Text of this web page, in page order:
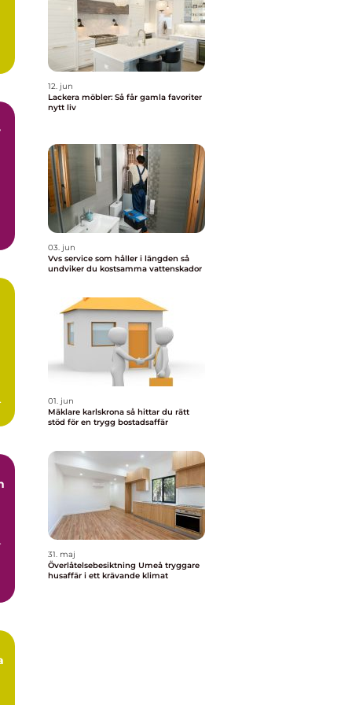
12. jun
Lackera möbler: Så får gamla favoriter
nytt liv
03. jun
Vvs service som håller i längden så
undviker du kostsamma vattenskador
01. jun
Mäklare karlskrona så hittar du rätt
stöd för en trygg bostadsaffär
31. maj
Överlåtelsebesiktning Umeå tryggare
husaffär i ett krävande klimat